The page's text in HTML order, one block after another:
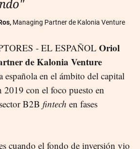
Managing Partner de Kalonia Venture
- EL ESPAÑOL Oriol
de Kalonia Venture
española en el ámbito del capital
2019 con el foco puesto en
B2B fintech en fases
cuando el fondo de inversión vio